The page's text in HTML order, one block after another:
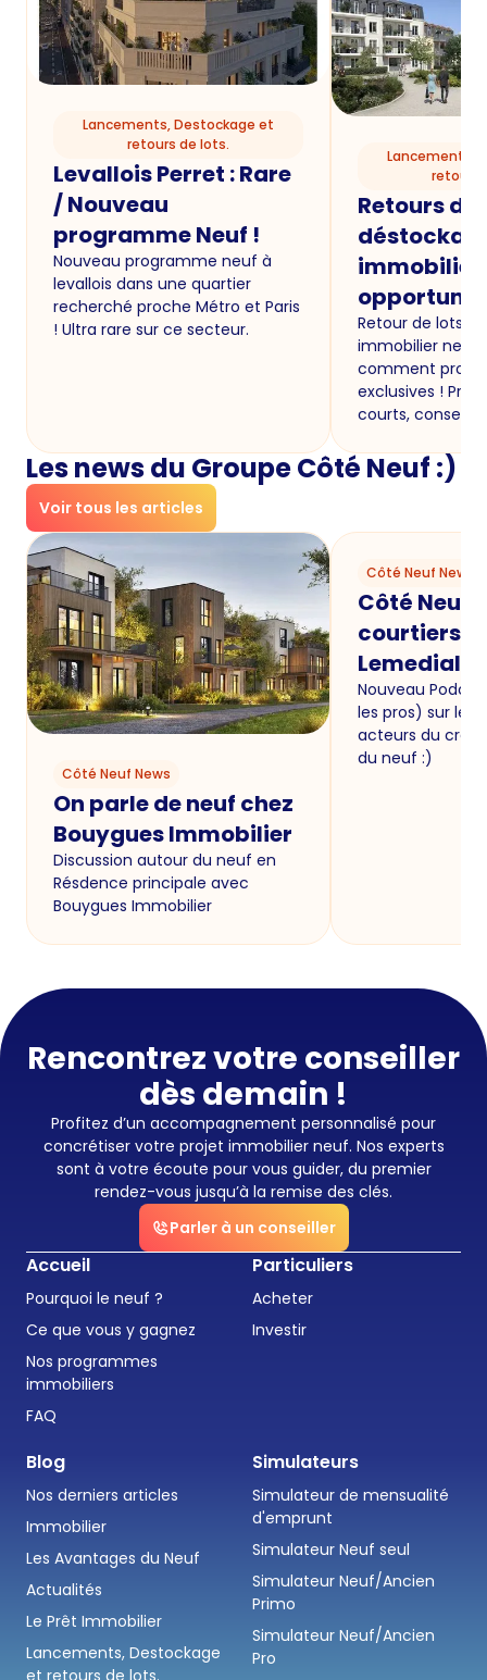
Lancements, Destockage et
retours de lots.
Levallois Perret : Rare
/ Nouveau
programme Neuf !
Nouveau programme neuf à
levallois dans une quartier
recherché proche Métro et Paris
! Ultra rare sur ce secteur.
Lancements,
retours
Retours de
immobilier
Retour de lots
immobilier neuf
comment
exclusives ! Prix
courts, conseils
Les news du Groupe Côté Neuf :)
Voir tous les articles
Côté Neuf News
On parle de neuf chez
Bouygues Immobilier
Discussion autour du neuf en
Résdence principale avec
Bouygues Immobilier
Côté Neuf News
Côté Neuf
courtiers
Nouveau
les pros) sur le
acteurs du
du neuf :)
Rencontrez votre conseiller
dès demain !
Profitez d’un accompagnement personnalisé pour
concrétiser votre projet immobilier neuf. Nos experts
sont à votre écoute pour vous guider, du premier
rendez-vous jusqu’à la remise des clés.
Parler à un conseiller
Accueil
Pourquoi le neuf ?
Ce que vous y gagnez
Nos programmes
immobiliers
FAQ
Particuliers
Acheter
Investir
Blog
Nos derniers articles
Immobilier
Les Avantages du Neuf
Actualités
Le Prêt Immobilier
Lancements, Destockage
Simulateurs
Simulateur de mensualité
d'emprunt
Simulateur Neuf seul
Simulateur Neuf/Ancien
Primo
Simulateur Neuf/Ancien
Pro